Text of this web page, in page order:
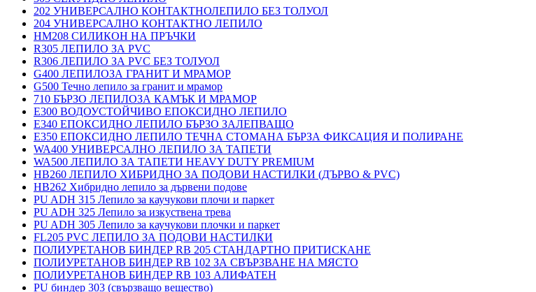
202 УНИВЕРСАЛНО КОНТАКТНОЛЕПИЛО БЕЗ ТОЛУОЛ
204 УНИВЕРСАЛНО КОНТАКТНО ЛЕПИЛО
HM208 СИЛИКОН НА ПРЪЧКИ
R305 ЛЕПИЛО ЗА PVC
R306 ЛЕПИЛО ЗА PVC БЕЗ ТОЛУОЛ
G400 ЛЕПИЛОЗА ГРАНИТ И МРАМОP
G500 Течно лепило за гранит и мрамор
710 БЪРЗО ЛЕПИЛОЗА КАМЪК И МРАМОP
E300 ВОДОУСТОЙЧИВО ЕПОКСИДНО ЛЕПИЛО
E340 ЕПОКСИДНО ЛЕПИЛО БЪРЗО ЗАЛЕПВАЩО
E350 ЕПОКСИДНО ЛЕПИЛО ТЕЧНА СТОМАНА БЪРЗА ФИКСАЦИЯ И ПОЛИРАНЕ
WA400 УНИВЕРСАЛНО ЛЕПИЛО ЗА ТАПЕТИ
WA500 ЛЕПИЛО ЗА ТАПЕТИ HEAVY DUTY PREMIUM
HB260 ЛЕПИЛО ХИБРИДНО ЗА ПОДОВИ НАСТИЛКИ (ДЪРВО & PVC)
HB262 Хибридно лепило за дървени подове
PU ADH 315 Лепило за каучукови плочи и паркет
PU ADH 325 Лепило за изкуствена трева
PU ADH 305 Лепило за каучукови плочки и паркет
FL205 PVC ЛЕПИЛО ЗА ПОДОВИ НАСТИЛКИ
ПОЛИУРЕТАНОВ БИНДЕР RB 205 СТАНДАРТНО ПРИТИСКАНЕ
ПОЛИУРЕТАНОВ БИНДЕР RB 102 ЗА СВЪРЗВАНЕ НА МЯСТО
ПОЛИУРЕТАНОВ БИНДЕР RB 103 АЛИФАТЕН
PU биндер 303 (свързващо вещество)